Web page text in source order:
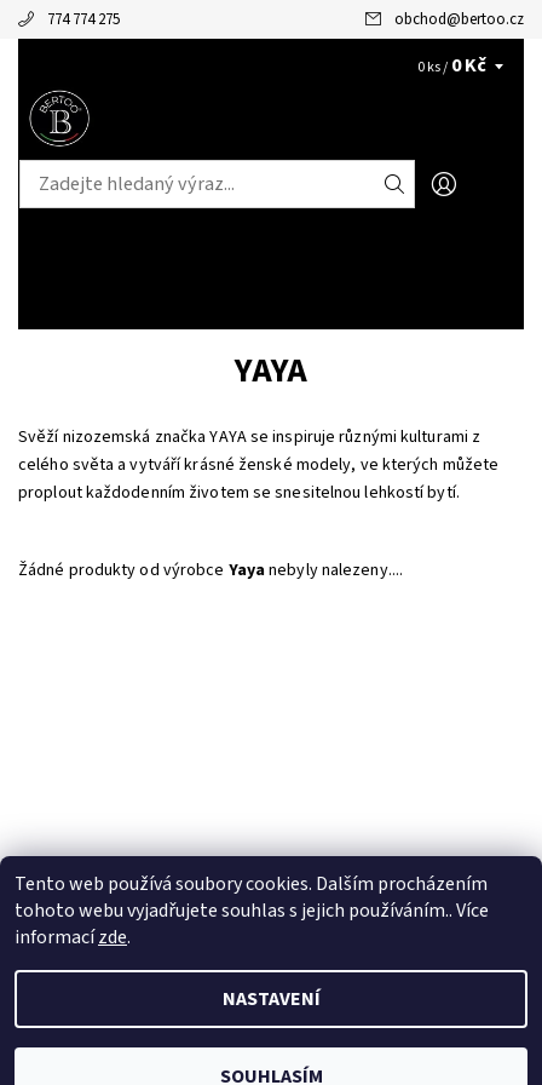
774 774 275 obchod@bertoo.cz
0 ks / 0 Kč
YAYA
Svěží nizozemská značka YAYA se inspiruje různými kulturami z
celého světa a vytváří krásné ženské modely, ve kterých můžete
proplout každodenním životem se snesitelnou lehkostí bytí.
Žádné produkty od výrobce Yayanebyly nalezeny....
nastavení cookies
Vytvořil Shoptet
Tento web používá soubory cookies. Dalším procházením
tohoto webu vyjadřujete souhlas s jejich používáním.. Více
informacízde.
NASTAVENÍ
SOUHLASÍM